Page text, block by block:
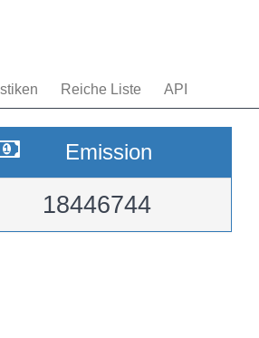
Reiche Liste API
Emission
18446744